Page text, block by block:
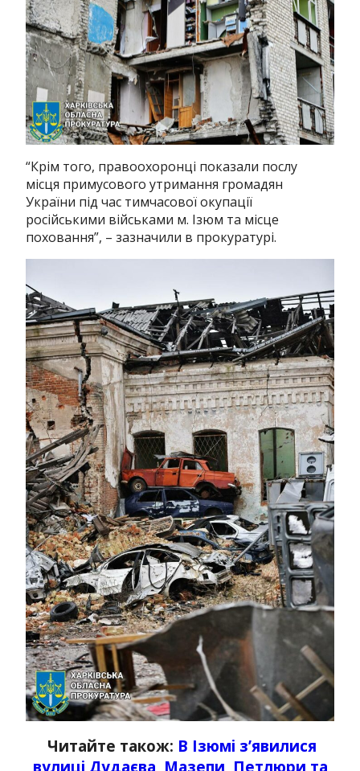
“Крім того, правоохоронці показали послу
місця примусового утримання громадян
України під час тимчасової окупації
російськими військами м. Ізюм та місце
поховання”, – зазначили в прокуратурі.
Читайте також: В Ізюмі з’явилися
вулиці Дудаєва, Мазепи, Петлюри та